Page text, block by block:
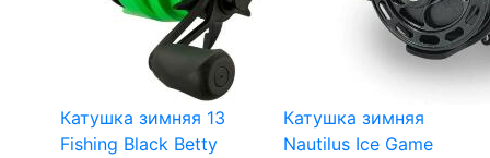
Катушка зимняя 13
Fishing Black Betty
Катушка зимняя
Nautilus Ice Game